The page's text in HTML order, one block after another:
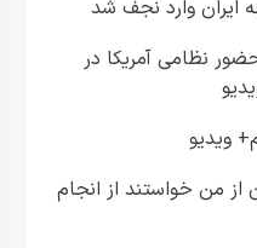
ایران وارد نجف شد
نظامی آمریکا در
ویدیو
از من خواستند از انجام